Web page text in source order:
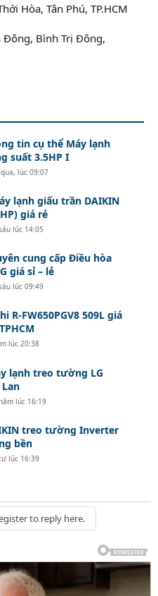
Hòa, Tân Phú, TP.HCM
Đông, Bình Trị Đông,
tin cụ thể Máy lạnh
suất 3.5HP I
lúc 09:07
lạnh giấu trần DAIKIN
giá rẻ
lúc 14:05
cung cấp Điều hòa
giá sỉ – lẻ
lúc 09:49
R-FW650PGV8 509L giá
lúc 20:38
lạnh treo tường LG
lúc 16:19
treo tường Inverter
bền
lúc 16:39
to reply here.